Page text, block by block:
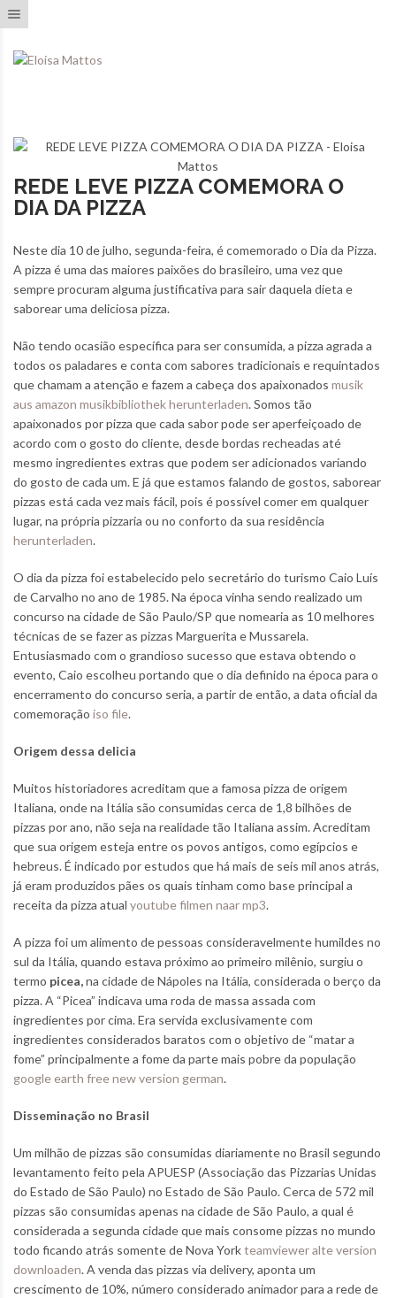
REDE LEVE PIZZA COMEMORA O
DIA DA PIZZA
Neste dia 10 de julho, segunda-feira, é comemorado o Dia da Pizza.
A pizza é uma das maiores paixões do brasileiro, uma vez que
sempre procuram alguma justificativa para sair daquela dieta e
saborear uma deliciosa pizza.
Não tendo ocasião específica para ser consumida, a pizza agrada a
todos os paladares e conta com sabores tradicionais e requintados
que chamam a atenção e fazem a cabeça dos apaixonados musik
aus amazon musikbibliothek herunterladen. Somos tão
apaixonados por pizza que cada sabor pode ser aperfeiçoado de
acordo com o gosto do cliente, desde bordas recheadas até
mesmo ingredientes extras que podem ser adicionados variando
do gosto de cada um. E já que estamos falando de gostos, saborear
pizzas está cada vez mais fácil, pois é possível comer em qualquer
lugar, na própria pizzaria ou no conforto da sua residência
herunterladen.
O dia da pizza foi estabelecido pelo secretário do turismo Caio Luís
de Carvalho no ano de 1985. Na época vinha sendo realizado um
concurso na cidade de São Paulo/SP que nomearia as 10 melhores
técnicas de se fazer as pizzas Marguerita e Mussarela.
Entusiasmado com o grandioso sucesso que estava obtendo o
evento, Caio escolheu portando que o dia definido na época para o
encerramento do concurso seria, a partir de então, a data oficial da
comemoração iso file.
Origem dessa delicia
Muitos historiadores acreditam que a famosa pizza de origem
Italiana, onde na Itália são consumidas cerca de 1,8 bilhões de
pizzas por ano, não seja na realidade tão Italiana assim. Acreditam
que sua origem esteja entre os povos antigos, como egípcios e
hebreus. É indicado por estudos que há mais de seis mil anos atrás,
já eram produzidos pães os quais tinham como base principal a
receita da pizza atual youtube filmen naar mp3.
A pizza foi um alimento de pessoas consideravelmente humildes no
sul da Itália, quando estava próximo ao primeiro milênio, surgiu o
termo picea,na cidade de Nápoles na Itália, considerada o berço da
pizza. A “Picea” indicava uma roda de massa assada com
ingredientes por cima. Era servida exclusivamente com
ingredientes considerados baratos com o objetivo de “matar a
fome” principalmente a fome da parte mais pobre da população
google earth free new version german.
Disseminação no Brasil
Um milhão de pizzas são consumidas diariamente no Brasil segundo
levantamento feito pela APUESP (Associação das Pizzarias Unidas
do Estado de São Paulo) no Estado de São Paulo. Cerca de 572 mil
pizzas são consumidas apenas na cidade de São Paulo, a qual é
considerada a segunda cidade que mais consome pizzas no mundo
todo ficando atrás somente de Nova Yorkteamviewer alte version
downloaden.A venda das pizzas via delivery, aponta um
crescimento de 10%, número considerado animador para a rede de